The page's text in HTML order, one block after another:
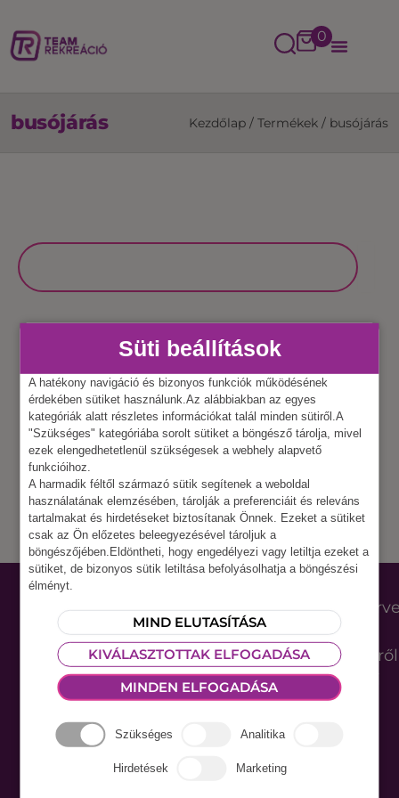
0
busójárás Kezdőlap / Termékek / busójárás
Nem találtunk eszközöket.
2026
újdonságokról,
tippekről,
Iratkozz fel havi
hírlevelünkre ;)
Süti beállítások
A hatékony navigáció és bizonyos funkciók működésének
érdekében sütiket használunk.Az alábbiakban az egyes
kategóriák alatt részletes információkat talál minden sütiről.A
"Szükséges" kategóriába sorolt sütiket a böngésző tárolja, mivel
ezek elengedhetetlenül szükségesek a webhely alapvető
funkcióihoz.
A harmadik féltől származó sütik segítenek a weboldal
használatának elemzésében, tárolják a preferenciáit és releváns
tartalmakat és hirdetéseket biztosítanak Önnek. Ezeket a sütiket
csak az Ön előzetes beleegyezésével tároljuk a
böngészőjében.Eldöntheti, hogy engedélyezi vagy letiltja ezeket a
sütiket, de bizonyos sütik letiltása befolyásolhatja a böngészési
élményt.
MIND ELUTASÍTÁSA
KIVÁLASZTOTTAK ELFOGADÁSA
MINDEN ELFOGADÁSA
Szükséges Analitika
Hirdetések Marketing